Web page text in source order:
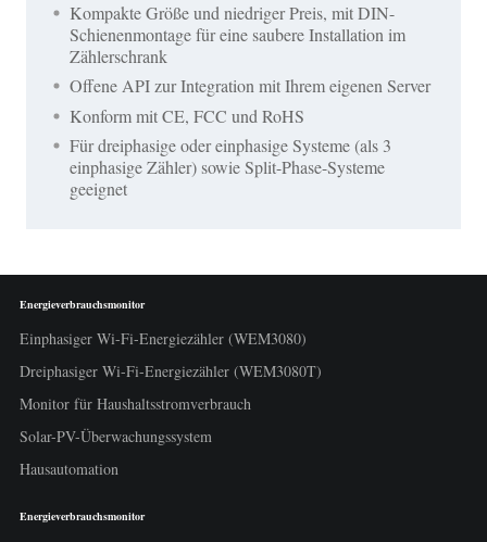
Kompakte Größe und niedriger Preis, mit DIN-
Schienenmontage für eine saubere Installation im
Zählerschrank
Offene API zur Integration mit Ihrem eigenen Server
Konform mit CE, FCC und RoHS
Für dreiphasige oder einphasige Systeme (als 3
einphasige Zähler) sowie Split-Phase-Systeme
geeignet
Energieverbrauchsmonitor
Einphasiger Wi-Fi-Energiezähler (WEM3080)
Dreiphasiger Wi-Fi-Energiezähler (WEM3080T)
Monitor für Haushaltsstromverbrauch
Solar-PV-Überwachungssystem
Hausautomation
Energieverbrauchsmonitor